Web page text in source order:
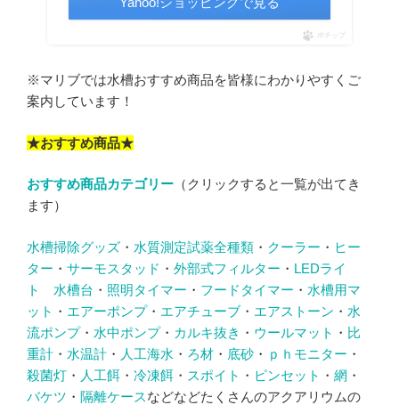
ポチップ
※マリブでは水槽おすすめ商品を皆様にわかりやすくご
案内しています！
★おすすめ商品★
おすすめ商品カテゴリー （クリックすると一覧が出てき
ます）
水槽掃除グッズ ・ 水質測定試薬全種類 ・ クーラー ・ ヒー
ター ・ サーモスタッド ・ 外部式フィルター ・ LEDライ
ト
水槽台 ・ 照明タイマー ・ フードタイマー ・ 水槽用マ
ット ・ エアーポンプ・ エアチューブ ・ エアストーン ・ 水
流ポンプ・ 水中ポンプ・ カルキ抜き ・ ウールマット ・ 比
重計 ・ 水温計 ・ 人工海水 ・ ろ材 ・ 底砂 ・ ｐｈモニター ・
殺菌灯 ・ 人工餌 ・ 冷凍餌 ・ スポイト ・ ピンセット ・ 網 ・
バケツ ・ 隔離ケースなどなどたくさんのアクアリウムの